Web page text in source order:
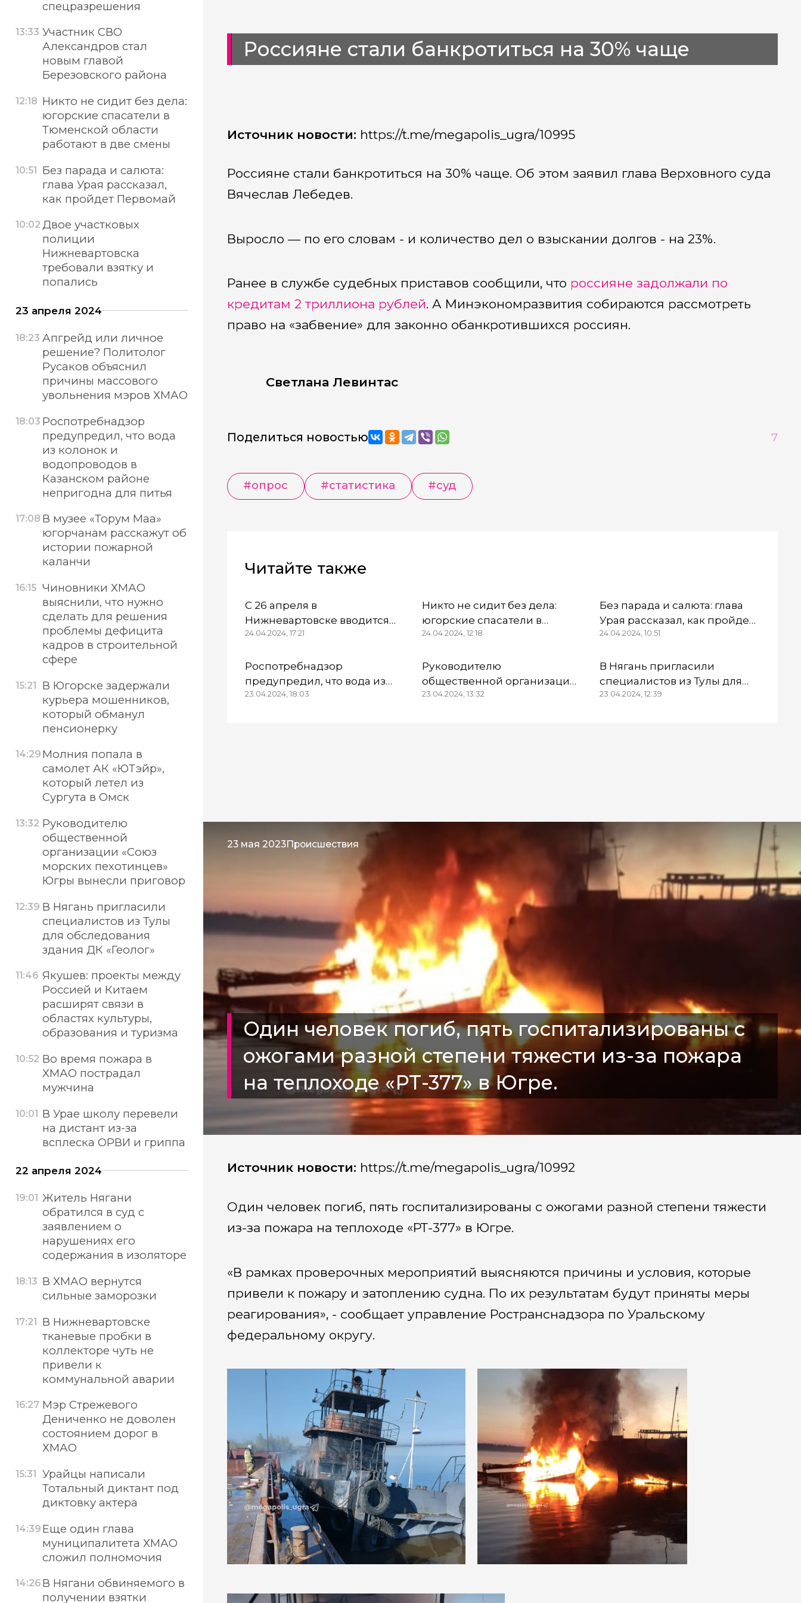
Россияне стали банкротиться на 30% чаще
Источник новости: https://t.me/megapolis_ugra/10995
Россияне стали банкротиться на 30% чаще. Об этом заявил глава Верховного суда
Вячеслав Лебедев.
Выросло — по его словам - и количество дел о взыскании долгов - на 23%.
Ранее в службе судебных приставов сообщили, что россияне задолжали по
кредитам 2 триллиона рублей. А Минэкономразвития собираются рассмотреть
право на «забвение» для законно обанкротившихся россиян.
Светлана Левинтас
7
Поделиться новостью
#опрос #статистика #суд
Читайте также
С 26 апреля в
Нижневартовске вводится
особый противопожарный
24.04.2024, 17:21
Никто не сидит без дела:
югорские спасатели в
Тюменской области
24.04.2024, 12:18
Без парада и салюта: глава
Урая рассказал, как пройдет
Первомай
24.04.2024, 10:51
Роспотребнадзор
предупредил, что вода из
колонок и водопроводов в
23.04.2024, 18:03
Руководителю
общественной организации
«Союз морских пехотинцев»
23.04.2024, 13:32
В Нягань пригласили
специалистов из Тулы для
обследования здания ДК
23.04.2024, 12:39
23 мая 2023Происшествия
Один человек погиб, пять госпитализированы с
ожогами разной степени тяжести из-за пожара
на теплоходе «РТ-377» в Югре.
Источник новости: https://t.me/megapolis_ugra/10992
Один человек погиб, пять госпитализированы с ожогами разной степени тяжести
из-за пожара на теплоходе «РТ-377» в Югре.
«В рамках проверочных мероприятий выясняются причины и условия, которые
привели к пожару и затоплению судна. По их результатам будут приняты меры
реагирования», - сообщает управление Ространснадзора по Уральскому
федеральному округу.
спецразрешения
13:33 Участник СВО
Александров стал
новым главой
Березовского района
12:18 Никто не сидит без дела:
югорские спасатели в
Тюменской области
работают в две смены
10:51 Без парада и салюта:
глава Урая рассказал,
как пройдет Первомай
10:02 Двое участковых
полиции
Нижневартовска
требовали взятку и
попались
23 апреля 2024
18:23 Апгрейд или личное
решение? Политолог
Русаков объяснил
причины массового
увольнения мэров ХМАО
18:03 Роспотребнадзор
предупредил, что вода
из колонок и
водопроводов в
Казанском районе
непригодна для питья
17:08 В музее «Торум Маа»
югорчанам расскажут об
истории пожарной
каланчи
16:15 Чиновники ХМАО
выяснили, что нужно
сделать для решения
проблемы дефицита
кадров в строительной
сфере
15:21
В Югорске задержали
курьера мошенников,
который обманул
пенсионерку
14:29 Молния попала в
самолет АК «ЮТэйр»,
который летел из
Сургута в Омск
13:32 Руководителю
общественной
организации «Союз
морских пехотинцев»
Югры вынесли приговор
12:39 В Нягань пригласили
специалистов из Тулы
для обследования
здания ДК «Геолог»
11:46 Якушев: проекты между
Россией и Китаем
расширят связи в
областях культуры,
образования и туризма
10:52 Во время пожара в
ХМАО пострадал
мужчина
10:01 В Урае школу перевели
на дистант из-за
всплеска ОРВИ и гриппа
22 апреля 2024
19:01 Житель Нягани
обратился в суд с
заявлением о
нарушениях его
содержания в изоляторе
18:13 В ХМАО вернутся
сильные заморозки
17:21 В Нижневартовске
тканевые пробки в
коллекторе чуть не
привели к
коммунальной аварии
16:27 Мэр Стрежевого
Дениченко не доволен
состоянием дорог в
ХМАО
15:31 Урайцы написали
Тотальный диктант под
диктовку актера
14:39 Еще один глава
муниципалитета ХМАО
сложил полномочия
14:26 В Нягани обвиняемого в
получении взятки